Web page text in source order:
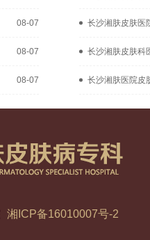
08-07 长沙湘肤皮肤医
08-07 长沙湘肤皮肤科
08-07 长沙湘肤医院皮
湘ICP备16010007号-2